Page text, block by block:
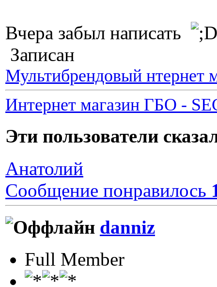
Вчера забыл написать
Записан
Мультибрендовый нтернет
Интернет магазин ГБО -
Эти пользователи
Анатолий
Сообщение понравилось
danniz
Full Member